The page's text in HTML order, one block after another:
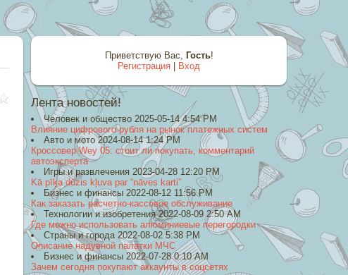
Приветствую Вас, Гость!
Регистрация
Вход
Лента новостей!
Человек и общество 2025-05-14 4:54 PM
Влияние цифрового рубля на рынок платежных систем
Авто и мото 2024-08-14 1:24 PM
Кроссовер Wey 05: стоит ли покупать, комментарий
автоэксперта
Игры и развлечения 2023-04-28 12:20 PM
Kā pīķa dūzis kļuva par “nāves karti”
Бизнес и финансы 2022-08-12 11:56 PM
Как заказать расчетно-кассовое обслуживание
Технологии и изобретения 2022-08-09 2:50 AM
Где можно использовать алюминиевые перегородки
Страны и города 2022-08-02 5:38 PM
Описание надувной палатки МЧС
Бизнес и финансы 2022-07-28 0:10 AM
Зачем сегодня покупают аккаунты в соцсетях